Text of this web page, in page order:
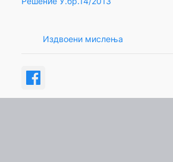
Издвоени мислења